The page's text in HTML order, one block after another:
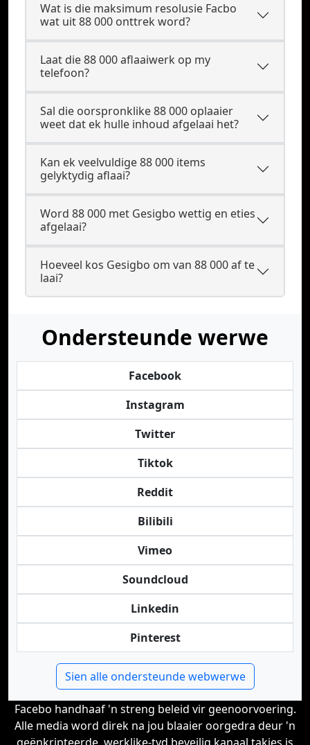
Wat is die maksimum resolusie Facbo
wat uit 88 000 onttrek word?
Laat die 88 000 aflaaiwerk op my
telefoon?
Sal die oorspronklike 88 000 oplaaier
weet dat ek hulle inhoud afgelaai het?
Kan ek veelvuldige 88 000 items
gelyktydig aflaai?
Word 88 000 met Gesigbo wettig en eties
afgelaai?
Hoeveel kos Gesigbo om van 88 000 af te
laai?
Ondersteunde werwe
Facebook
Instagram
Twitter
Tiktok
Reddit
Bilibili
Vimeo
Soundcloud
Linkedin
Pinterest
Sien alle ondersteunde webwerwe
Facebo handhaaf 'n streng beleid vir geenoorvoering.
Alle media word direk na jou blaaier oorgedra deur 'n